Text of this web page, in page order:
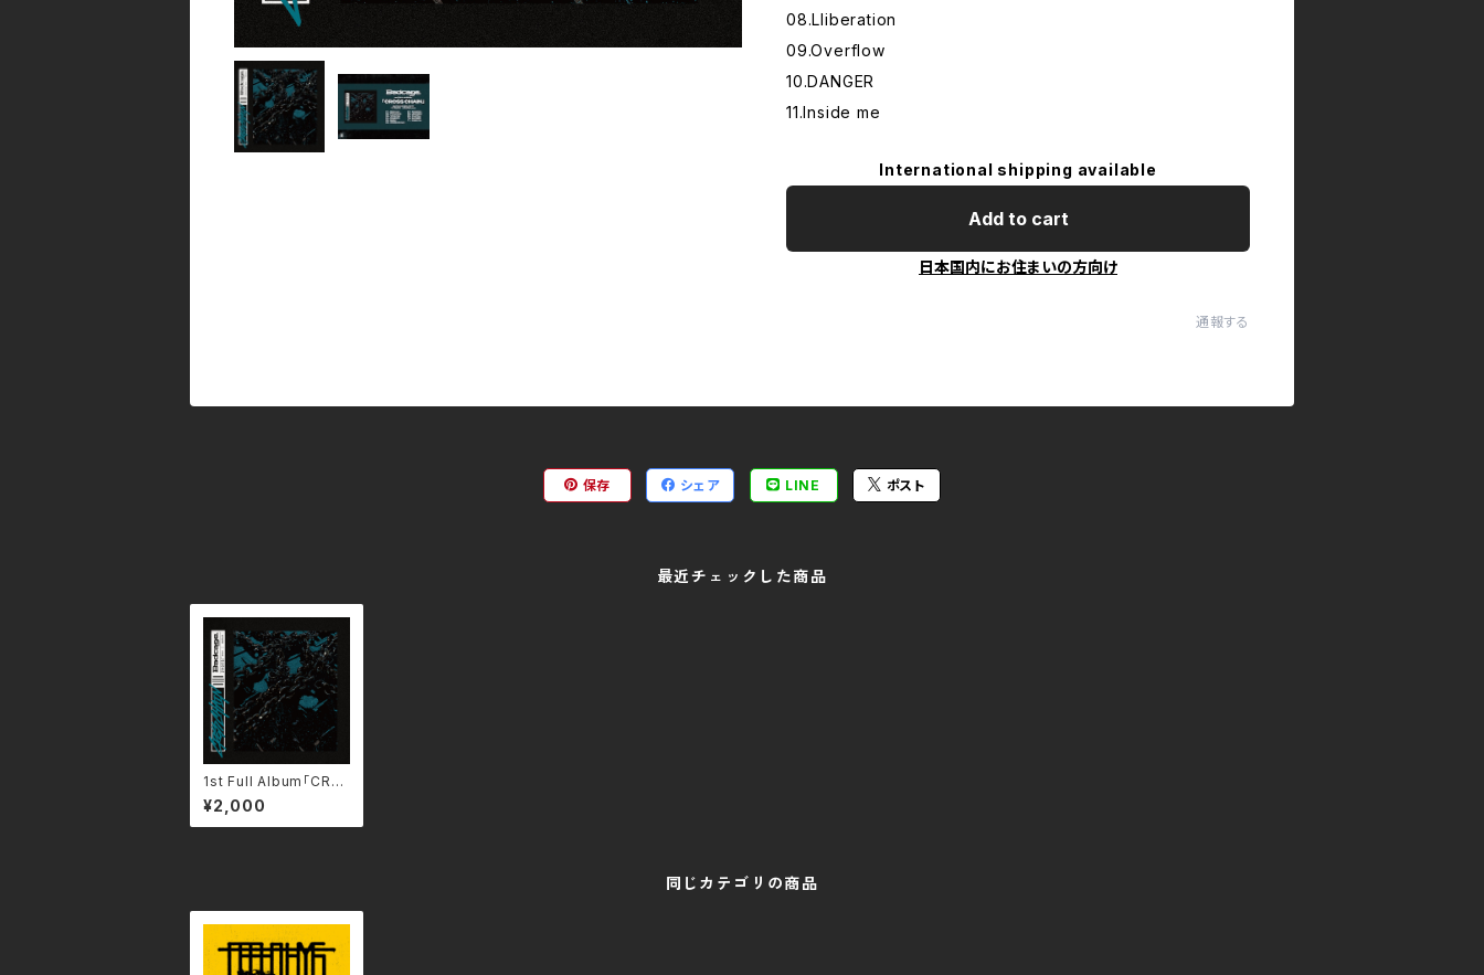
08.Lliberation
09.Overflow
10.DANGER
11.Inside me
International shipping available
Add to cart
日本国内にお住まいの方向け
通報する
保存 シェア LINE ポスト
最近チェックした商品
1st Full Album「CRO
SS CHAIN」
¥2,000
同じカテゴリの商品